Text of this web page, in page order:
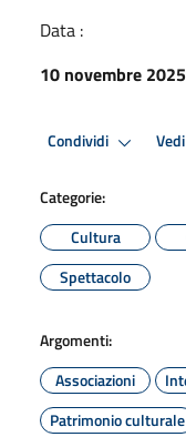
Data :
10 novembre 2025
Condividi
Categorie:
Cultura
Spettacolo
Argomenti:
Associazioni
Patrimonio culturale